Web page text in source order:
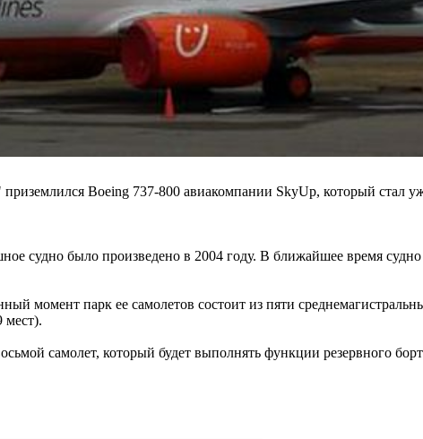
Boeing 737-800 авиакомпании SkyUp, который стал
судно было произведено в 2004 году. В ближайшее время
момент парк ее самолетов состоит из пяти
мест).
самолет, который будет выполнять функции резервного